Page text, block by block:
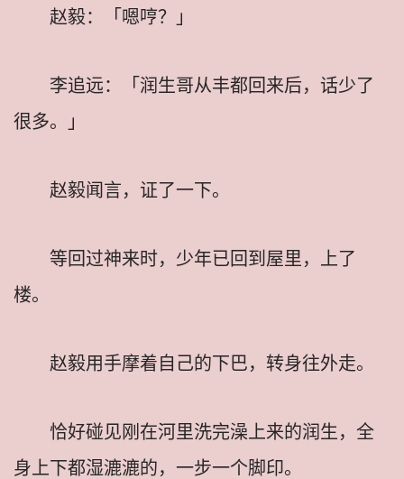
赵毅：「嗯哼？」
李追远：「润生哥从丰都回来后，话少了
很多。」
赵毅闻言，证了一下。
等回过神来时，少年已回到屋里，上了
楼。
赵毅用手摩着自己的下巴，转身往外走。
恰好碰见刚在河里洗完澡上来的润生，全
身上下都湿漉漉的，一步一个脚印。